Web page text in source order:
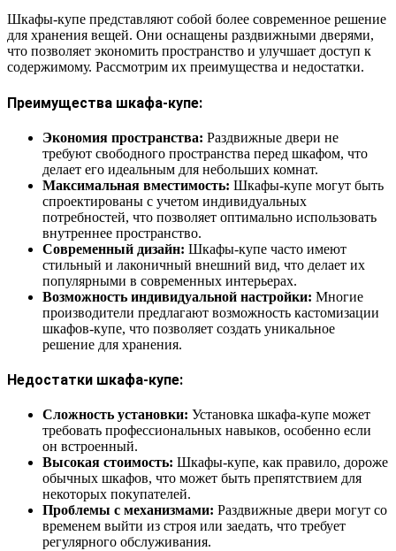
Шкафы-купе представляют собой более современное решение
для хранения вещей. Они оснащены раздвижными дверями,
что позволяет экономить пространство и улучшает доступ к
содержимому. Рассмотрим их преимущества и недостатки.
Преимущества шкафа-купе:
Экономия пространства: Раздвижные двери не
требуют свободного пространства перед шкафом, что
делает его идеальным для небольших комнат.
Максимальная вместимость: Шкафы-купе могут быть
спроектированы с учетом индивидуальных
потребностей, что позволяет оптимально использовать
внутреннее пространство.
Современный дизайн: Шкафы-купе часто имеют
стильный и лаконичный внешний вид, что делает их
популярными в современных интерьерах.
Возможность индивидуальной настройки: Многие
производители предлагают возможность кастомизации
шкафов-купе, что позволяет создать уникальное
решение для хранения.
Недостатки шкафа-купе:
Сложность установки: Установка шкафа-купе может
требовать профессиональных навыков, особенно если
он встроенный.
Высокая стоимость: Шкафы-купе, как правило, дороже
обычных шкафов, что может быть препятствием для
некоторых покупателей.
Проблемы с механизмами: Раздвижные двери могут со
временем выйти из строя или заедать, что требует
регулярного обслуживания.